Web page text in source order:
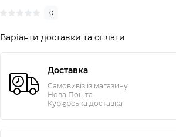
0
Варіанти доставки та оплати
Доставка
Самовивіз із магазину
Нова Пошта
Кур'єрська доставка